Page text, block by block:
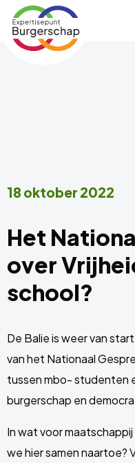
Expertisepunt
Burgerschap
Het
over
school?
18 oktober 2022
De Balie is weer van
van het Nationaal
tussen mbo- studenten
burgerschap en
In wat voor
we hier samen naartoe?